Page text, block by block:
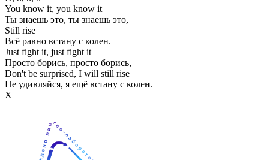
You know it, you know it
Ты знаешь это, ты знаешь это,
Still rise
Всё равно встану с колен.
Just fight it, just fight it
Просто борись, просто борись,
Don't be surprised, I will still rise
Не удивляйся, я ещё встану с колен.
Х